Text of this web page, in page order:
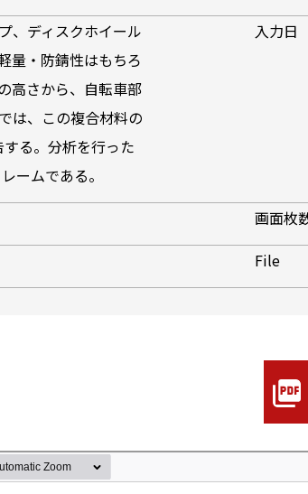
、ディスクホイール
量・防錆性はもちろ
高さから、自転車部
は、この複合材料の
る。分析を行った
ームである。
入力日
画面枚
File